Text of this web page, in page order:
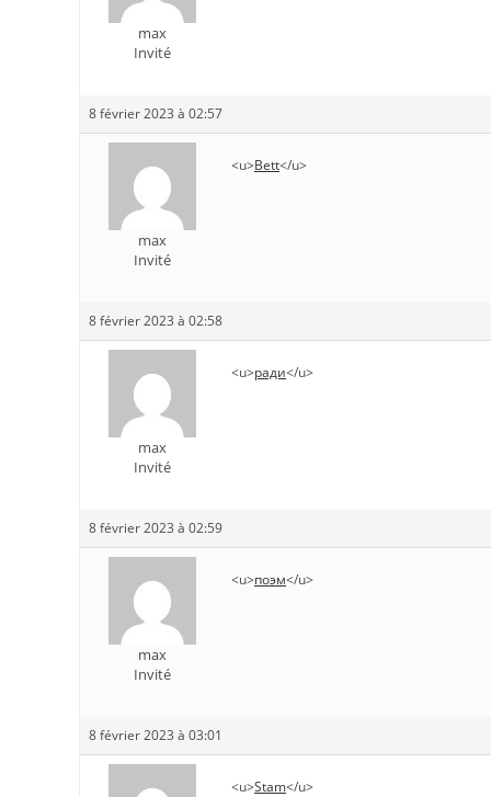
max
Invité
8 février 2023 à 02:57
max
Invité
<u>Bett</u>
8 février 2023 à 02:58
max
Invité
<u>ради</u>
8 février 2023 à 02:59
max
Invité
<u>поэм</u>
8 février 2023 à 03:01
<u>Stam</u>